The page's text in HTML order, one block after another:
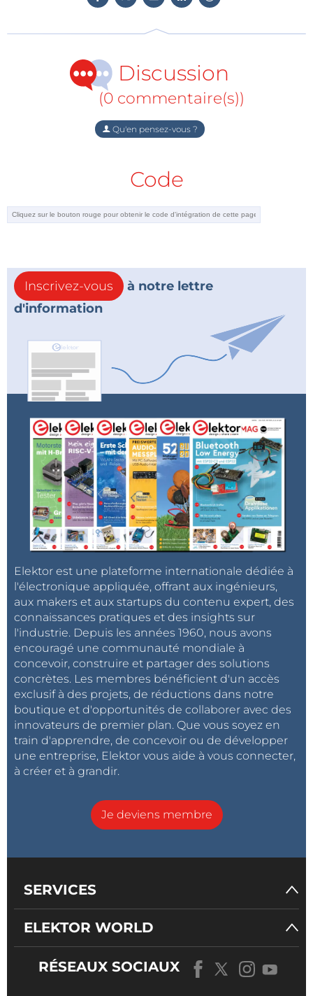
Discussion
(0 commentaire(s))
Qu'en pensez-vous ?
Code
Inscrivez-vous
à notre lettre
d'information
Elektor est une plateforme internationale dédiée à
l'électronique appliquée, offrant aux ingénieurs,
aux makers et aux startups du contenu expert, des
connaissances pratiques et des insights sur
l'industrie. Depuis les années 1960, nous avons
encouragé une communauté mondiale à
concevoir, construire et partager des solutions
concrètes. Les membres bénéficient d'un accès
exclusif à des projets, de réductions dans notre
boutique et d'opportunités de collaborer avec des
innovateurs de premier plan. Que vous soyez en
train d'apprendre, de concevoir ou de développer
une entreprise, Elektor vous aide à vous connecter,
à créer et à grandir.
Je deviens membre
SERVICES
ELEKTOR WORLD
RÉSEAUX SOCIAUX